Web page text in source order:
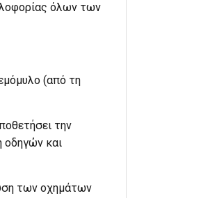
όλων των
(από τη
την
οδηγών και
των οχημάτων